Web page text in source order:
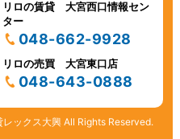
リロの賃貸 大宮西口情報セン
ター
048-662-9928
リロの売買 大宮東口店
048-643-0888
ックス大興 All Rights Reserved.